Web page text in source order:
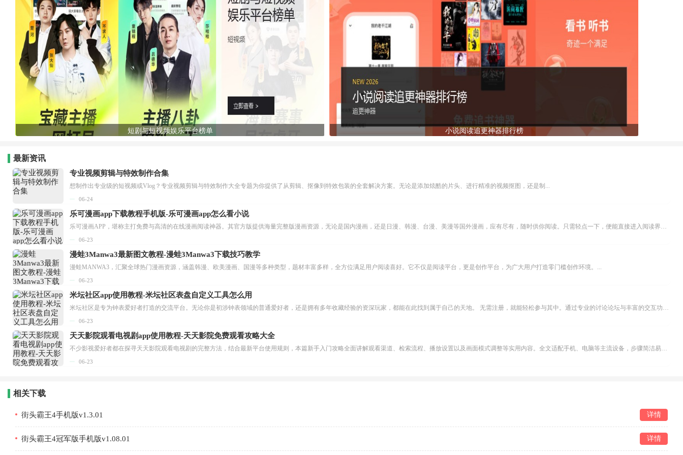
短剧与短视频娱乐平台榜单 小说阅读追更神器排行榜
最新资讯
专业视频剪辑与特效制作合集
想制作出专业级的短视频或Vlog？专业视频剪辑与特效制作大全专题为你提供了从剪辑、抠像到特效包装的全套解决方案。无论是添加炫酷的片头、进行精准的视频抠图，还是制...
06-24
乐可漫画app下载教程手机版-乐可漫画app怎么看小说
乐可漫画APP，堪称主打免费与高清的在线漫画阅读神器。其官方版提供海量完整版漫画资源，无论是国内漫画，还是日漫、韩漫、台漫、美漫等国外漫画，应有尽有，随时供你阅读。只需轻点一下，便能直接进入阅读界面。不仅如此，乐可漫画最新版本更新速度极快，在这里，你总能抢先看到全网一手漫画章节内容！...
06-23
漫蛙3Manwa3最新图文教程-漫蛙3Manwa3下载技巧教学
漫蛙MANWA3，汇聚全球热门漫画资源，涵盖韩漫、欧美漫画、国漫等多种类型，题材丰富多样，全方位满足用户阅读喜好。它不仅是阅读平台，更是创作平台，为广大用户打造零门槛创作环境。...
06-23
米坛社区app使用教程-米坛社区表盘自定义工具怎么用
米坛社区是专为钟表爱好者打造的交流平台。无论你是初涉钟表领域的普通爱好者，还是拥有多年收藏经验的资深玩家，都能在此找到属于自己的天地。 无需注册，就能轻松参与其中。通过专业的讨论论坛与丰富的交互功能，你可与世界各地的钟表爱好者畅快交流。若你钟情于钟表，米坛社区无疑是值得一试的理想之选。在这里，你能获取最新的手表资讯，交流见解，提升鉴赏品味，让每一块手表都成为收藏故事中重要的一部分。感兴趣的朋友，不要错过下载机会。...
06-23
天天影院观看电视剧app使用教程-天天影院免费观看攻略大全
不少影视爱好者都在探寻天天影院观看电视剧的完整方法，结合最新平台使用规则，本篇新手入门攻略全面讲解观看渠道、检索流程、播放设置以及画面模式调整等实用内容。全文适配手机、电脑等主流设备，步骤简洁易懂，无论是初次使用的新手，还是想要优化观影体验的用户，都能参照内容快速上手，熟练掌握平台各项操作技巧，轻松畅享影视内容。...
06-23
相关下载
街头霸王4手机版v1.3.01 详情
街头霸王4冠军版手机版v1.08.01 详情